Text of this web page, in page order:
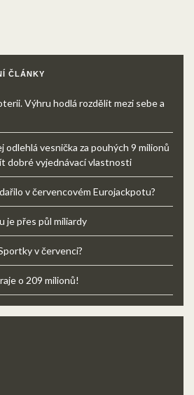
ČLÁNKY
Výhru hodlá rozdělit mezi sebe a
odlehlá vesnička za pouhých 9 milionů
dobré vyjednávací vlastnosti
v červencovém Eurojackpotu?
je přes půl miliardy
v červenci?
o 209 milionů!